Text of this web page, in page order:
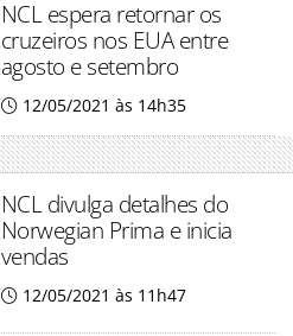
NCL espera retornar os
cruzeiros nos EUA entre
agosto e setembro
12/05/2021 às 14h35
NCL divulga detalhes do
Norwegian Prima e inicia
vendas
12/05/2021 às 11h47